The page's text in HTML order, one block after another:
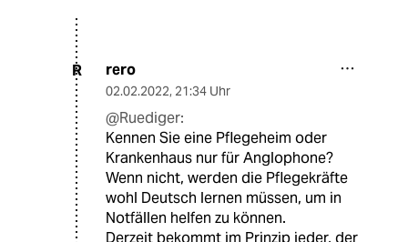
R rero
02.02.2022, 21:34 Uhr
@Ruediger:
Kennen Sie eine Pflegeheim oder
Krankenhaus nur für Anglophone?
Wenn nicht, werden die Pflegekräfte
wohl Deutsch lernen müssen, um in
Notfällen helfen zu können.